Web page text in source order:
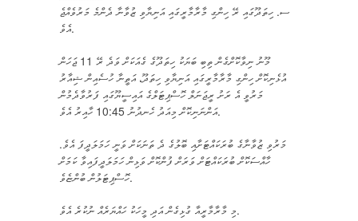
ސ. ހިތަދޫގައި ރޭ ހިންގި މާރާމާރީގައި އަނިޔާވި ޒުވާނާ ދެންމެ މަރުވެއްޖެ
އެވެ.
މޫނު ނިވާކޮށްގެން ތިބި ބަޔަކު ހިތަދޫގެ ގެއަކަށް ވަދެ ރޭ 11 ޖަހަން
އުޅެނިކޮށް ހިންގި މާރާމާރީގައި އަނިޔާވި ހިތަދޫ، އަތީނާ ހުސެއިން ޝިއާރު
މަރުވީ އެ ރަށު ރީޖަނަލް ހޮސްޕިޓަލްގެ އައިސީޔޫގައި ފަރުވާދެމުން
އަންނަނިކޮށް މިއަދު ހެނދުނު 10:45 ހާއިރު އެވެ.
މަރުވި ޒުވާނާގެ ބުރަކައްޓަށާއި ބޮލުގެ ދެ ތަނަކަށް ވަނީ ހަމަލަދީފަ އެވެ.
ހާއްސަކޮށް ބުރަކައްޓަށް ވަރަށް ފުންކޮށް ވަޅިން ހަމަލަދީފައިވާ ކަމަށް
ހޮސްޕިޓަލުން ބުންޏެވެ.
މި މާރާމާރީއާ ގުޅިގެން އަދި މީހަކު ހައްޔަރެއް ނުކުރެ އެވެ.